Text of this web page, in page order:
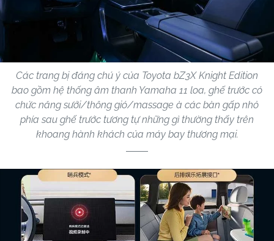
Các trang bị đáng chú ý của Toyota bZ3X Knight Edition
bao gồm hệ thống âm thanh Yamaha 11 loa, ghế trước có
chức năng sưởi/thông gió/massage à các bàn gấp nhỏ
phía sau ghế trước tương tự những gì thường thấy trên
khoang hành khách của máy bay thương mại.